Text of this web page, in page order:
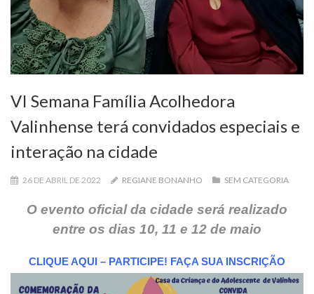
VI Semana Família Acolhedora
Valinhense terá convidados especiais e
interação na cidade
26 DE ABRIL DE 2022 REGIANE BONANHO SEM CATEGORIA
O evento oficial da cidade será realizado
entre os dias 10, 11 e 12 de maio
CLIQUE AQUI – PARTICIPE! FAÇA SUA INSCRIÇÃO